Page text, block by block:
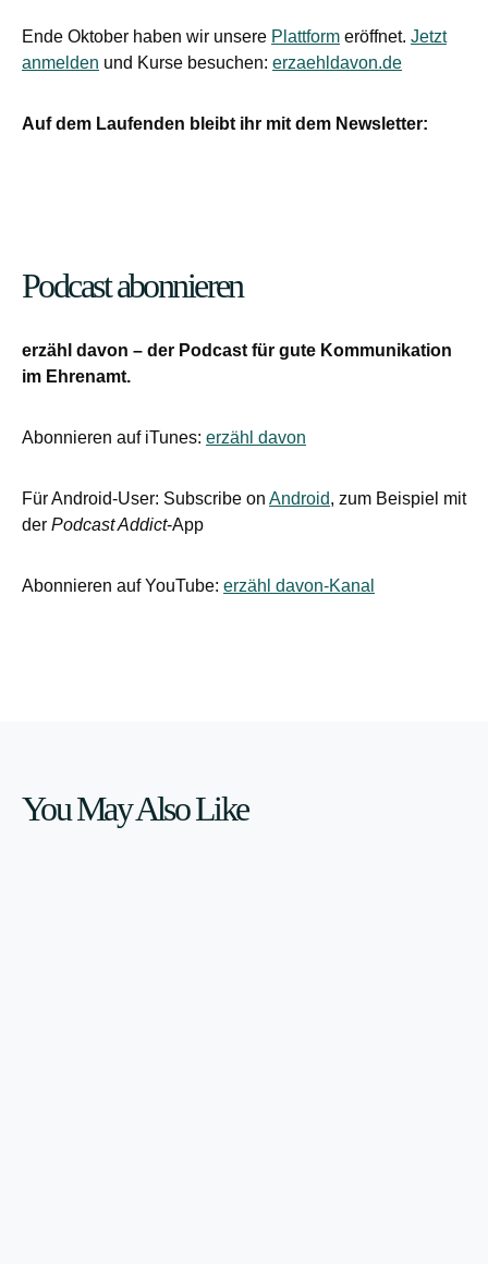
Ende Oktober haben wir unsere Plattform eröffnet. Jetzt
anmelden und Kurse besuchen: erzaehldavon.de
Auf dem Laufenden bleibt ihr mit dem Newsletter:
Podcast abonnieren
erzähl davon – der Podcast für gute Kommunikation
im Ehrenamt.
Abonnieren auf iTunes: erzähl davon
Für Android-User: Subscribe on Android, zum Beispiel mit
der Podcast Addict-App
Abonnieren auf YouTube: erzähl davon-Kanal
You May Also Like